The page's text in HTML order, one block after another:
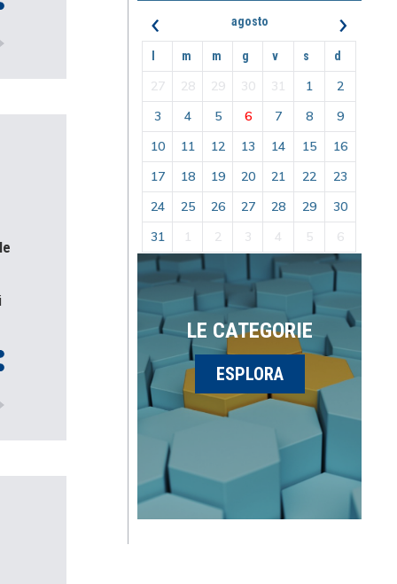
‹ agosto ›
m m g v s d
27 28 29 30 31 1
2
3
4 5 6 7 8
9
10
11 12 13 14 15
16
17
18 19 20 21 22
23
24
25 26 27 28 29
30
31
1 2 3 4 5 6
LE CATEGORIE
ESPLORA